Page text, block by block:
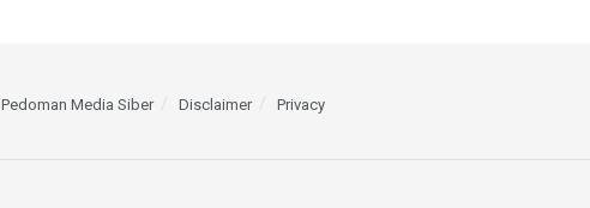
Pedoman Media Siber Disclaimer Privacy